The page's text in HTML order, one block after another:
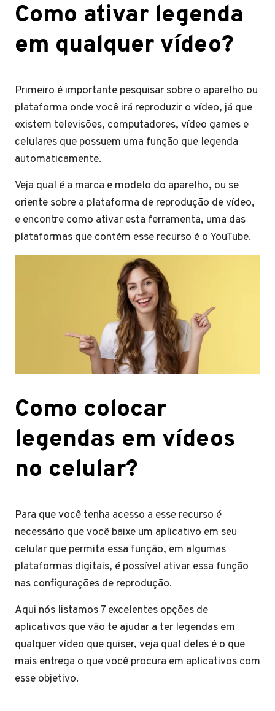
Como ativar legenda
em qualquer vídeo?
Primeiro é importante pesquisar sobre o aparelho ou
plataforma onde você irá reproduzir o vídeo, já que
existem televisões, computadores, vídeo games e
celulares que possuem uma função que legenda
automaticamente.
Veja qual é a marca e modelo do aparelho, ou se
oriente sobre a plataforma de reprodução de vídeo,
e encontre como ativar esta ferramenta, uma das
plataformas que contém esse recurso é o YouTube.
Como colocar
legendas em vídeos
no celular?
Para que você tenha acesso a esse recurso é
necessário que você baixe um aplicativo em seu
celular que permita essa função, em algumas
plataformas digitais, é possível ativar essa função
nas configurações de reprodução.
Aqui nós listamos 7 excelentes opções de
aplicativos que vão te ajudar a ter legendas em
qualquer vídeo que quiser, veja qual deles é o que
mais entrega o que você procura em aplicativos com
esse objetivo.